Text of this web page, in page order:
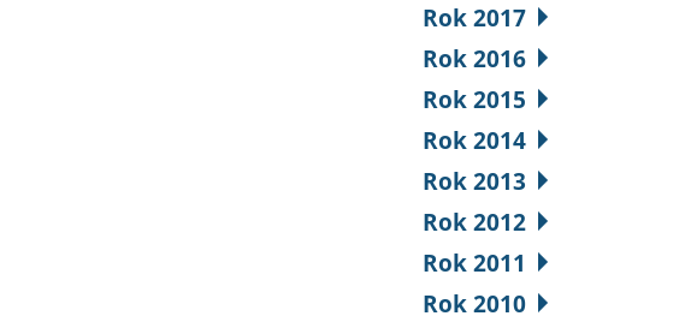
Rok 2017
Rok 2016
Rok 2015
Rok 2014
Rok 2013
Rok 2012
Rok 2011
Rok 2010